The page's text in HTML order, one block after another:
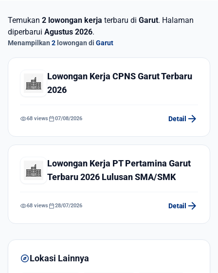
Temukan 2 lowongan kerja terbaru di Garut. Halaman
diperbarui Agustus 2026.
Menampilkan 2 lowongan di Garut
Lowongan Kerja CPNS Garut Terbaru
2026
visibility68 views calendar_today07/08/2026 Detail arrow_forward
Lowongan Kerja PT Pertamina Garut
Terbaru 2026 Lulusan SMA/SMK
visibility68 views calendar_today28/07/2026 Detail arrow_forward
exploreLokasi Lainnya